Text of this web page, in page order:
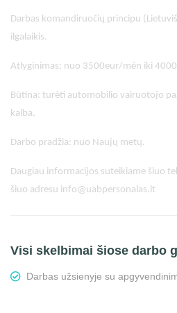
Darbas komandiruočių principu
ilgalaikis.
Atlyginimas: nuo 3500eur/mėn iki
Būtina: turėti automobilio vairuotojo
kalba.
Darbo pradžia: nuo Naujų metų.
Daugiau informacijos suteikiame šiuo
šiuo adresu info@uabpersonalas.lt
Visi skelbimai šiose darbo
Darbas užsienyje su